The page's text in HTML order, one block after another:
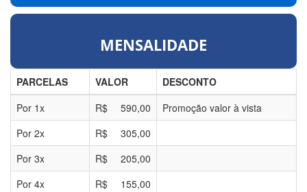
MENSALIDADE
PARCELAS VALOR
DESCONTO
Por 1x R$ 590,00
Promoção valor à vista
Por 2x R$
305,00
Por 3x R$
205,00
Por 4x R$
155,00